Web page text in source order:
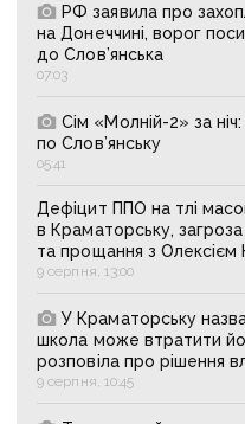
РФ заявила про
на Донеччині, ворог
до Слов’янська
07:03
Сім «Молній-2» за
по Слов’янську
05:41
Дефіцит ППО на тлі
в Краматорську,
та прощання з
9 серпня, 13:00
У Краматорську
школа може втратити
розповіла про рішення
9 серпня, 10:45